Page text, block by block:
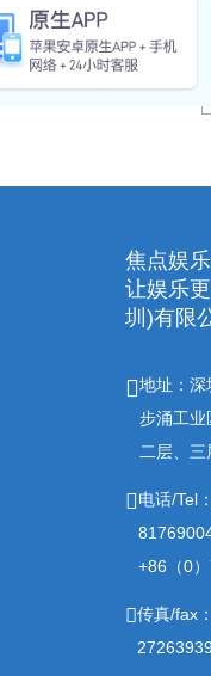
焦点娱
让娱乐
圳)有限
地址：深
步涌工业
二层、
电话/Tel
+86（0
传真/fax